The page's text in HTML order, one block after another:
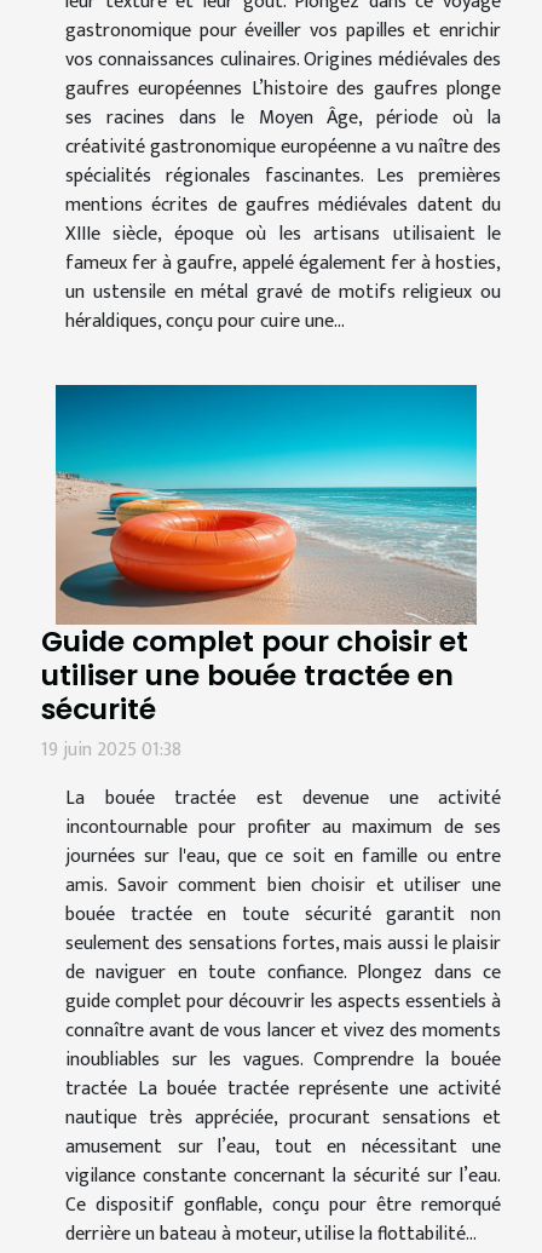
gastronomique pour éveiller vos papilles et enrichir
vos connaissances culinaires. Origines médiévales des
gaufres européennes L’histoire des gaufres plonge
ses racines dans le Moyen Âge, période où la
créativité gastronomique européenne a vu naître des
spécialités régionales fascinantes. Les premières
mentions écrites de gaufres médiévales datent du
XIIIe siècle, époque où les artisans utilisaient le
fameux fer à gaufre, appelé également fer à hosties,
un ustensile en métal gravé de motifs religieux ou
héraldiques, conçu pour cuire une...
Guide complet pour choisir et
utiliser une bouée tractée en
sécurité
19 juin 2025 01:38
La bouée tractée est devenue une activité
incontournable pour profiter au maximum de ses
journées sur l'eau, que ce soit en famille ou entre
amis. Savoir comment bien choisir et utiliser une
bouée tractée en toute sécurité garantit non
seulement des sensations fortes, mais aussi le plaisir
de naviguer en toute confiance. Plongez dans ce
guide complet pour découvrir les aspects essentiels à
connaître avant de vous lancer et vivez des moments
inoubliables sur les vagues. Comprendre la bouée
tractée La bouée tractée représente une activité
nautique très appréciée, procurant sensations et
amusement sur l’eau, tout en nécessitant une
vigilance constante concernant la sécurité sur l’eau.
Ce dispositif gonflable, conçu pour être remorqué
derrière un bateau à moteur, utilise la flottabilité...